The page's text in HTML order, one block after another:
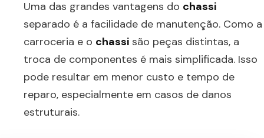
Uma das grandes vantagens do chassi
separado é a facilidade de manutenção. Como a
carroceria e o chassi são peças distintas, a
troca de componentes é mais simplificada. Isso
pode resultar em menor custo e tempo de
reparo, especialmente em casos de danos
estruturais.